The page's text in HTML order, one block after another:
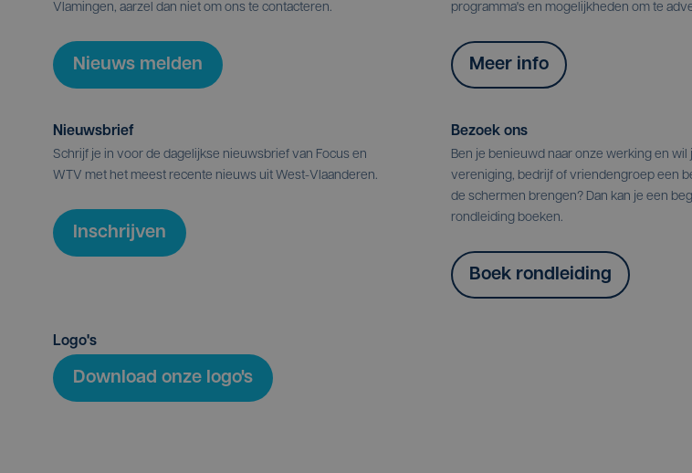
Vlamingen, aarzel dan niet om ons te contacteren.
Nieuws melden
programma's en mogelijkheden om te
Meer info
Nieuwsbrief
Schrijf je in voor de dagelijkse nieuwsbrief van Focus en
WTV met het meest recente nieuws uit West-Vlaanderen.
Inschrijven
Bezoek ons
Ben je benieuwd naar onze werking en wil
vereniging, bedrijf of vriendengroep een
de schermen brengen? Dan kan je een
rondleiding boeken.
Boek rondleiding
Logo's
Download onze logo's